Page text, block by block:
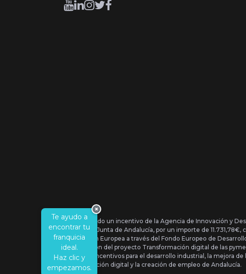
Se ha recibido un incentivo de la Agencia de Innovación y
IDEA, de la Junta de Andalucía, por un importe de 11.731,78€,
por la Unión Europea a través del Fondo Europeo de
la realización del proyecto Transformación digital de las
Orden de Incentivos para el desarrollo industrial, la mejora de
transformación digital y la creación de empleo de Andalucía.
Te ayudo a
encontrar tu
franquicia
ideal.
Haz clic y
empezamos.
×